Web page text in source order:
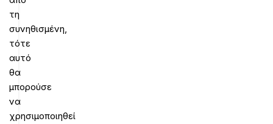
τη
συνηθισμένη,
τότε
αυτό
θα
μπορούσε
να
χρησιμοποιηθεί